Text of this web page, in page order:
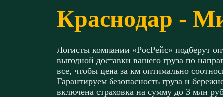
Краснодар -
Логисты компании «РосРейс» подберут
выгодной доставки вашего груза по
все, чтобы цена за км оптимально
Гарантируем безопасность груза и
включена страховка на сумму до 3 млн